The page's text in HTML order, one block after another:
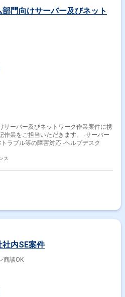
部門向けサーバー及びネット
サーバー及びネットワーク作業案件に携
ご担当いただきます。 -サーバー
やネットワークの管理、監視 -PCトラブル等の障害対応 -ヘルプデスク
ス
社内SE案件
商談OK